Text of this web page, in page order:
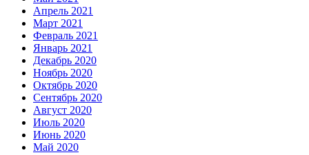
Апрель 2021
Март 2021
Февраль 2021
Январь 2021
Декабрь 2020
Ноябрь 2020
Октябрь 2020
Сентябрь 2020
Август 2020
Июль 2020
Июнь 2020
Май 2020